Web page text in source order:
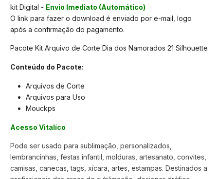
kit Digital - Envio Imediato (Automático)
O link para fazer o download é enviado por e-mail, logo
após a confirmação do pagamento.
Pacote Kit Arquivo de Corte Dia dos Namorados 21 Silhouette
Conteúdo do Pacote:
Arquivos de Corte
Arquivos para Uso
Mouckps
Acesso Vitalíco
Pode ser usado para sublimação, personalizados,
lembrancinhas, festas infantil, molduras, artesanato, convites,
camisas, canecas, tags, xícara, artes, estampas. Destinados a